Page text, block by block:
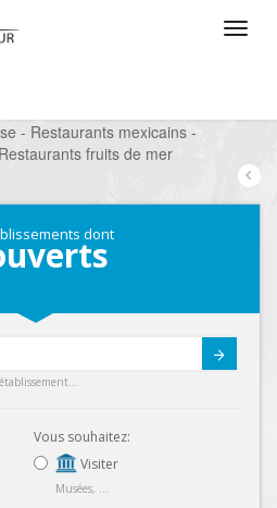
- Restaurants mexicains -
fruits de mer
dont
Vous souhaitez:
Visiter
Musées, ...